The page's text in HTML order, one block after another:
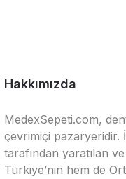
Hakkımızda
MedexSepeti.com,
çevrimiçi pazaryeridir.
tarafından yaratılan
Türkiye’nin hem de